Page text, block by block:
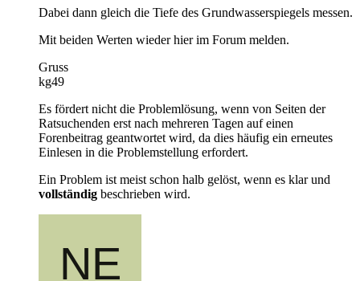
Dabei dann gleich die Tiefe des Grundwasserspiegels messen.
Mit beiden Werten wieder hier im Forum melden.
Gruss
kg49
Es fördert nicht die Problemlösung, wenn von Seiten der
Ratsuchenden erst nach mehreren Tagen auf einen
Forenbeitrag geantwortet wird, da dies häufig ein erneutes
Einlesen in die Problemstellung erfordert.
Ein Problem ist meist schon halb gelöst, wenn es klar und
vollständig beschrieben wird.